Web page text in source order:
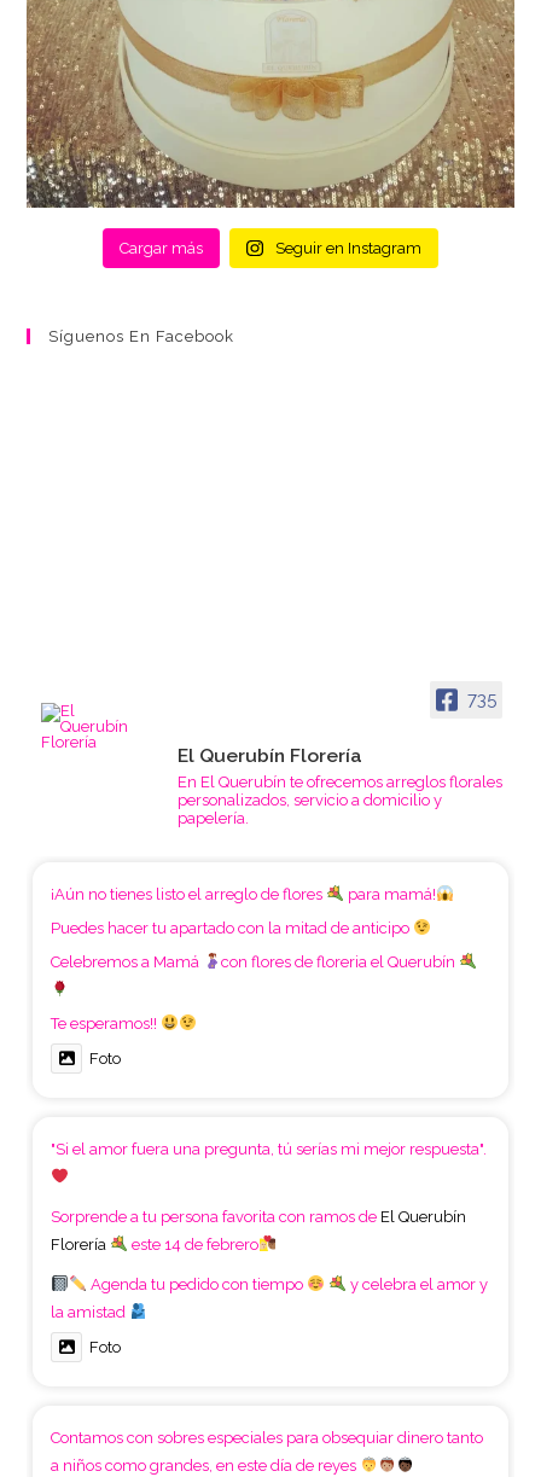
Cargar más Seguir en Instagram
Síguenos En Facebook
735
El Querubín Florería
En El Querubín te ofrecemos arreglos florales
personalizados, servicio a domicilio y
papelería.
¡Aún no tienes listo el arreglo de flores
para mamá!
Puedes hacer tu apartado con la mitad de anticipo
Celebremos a Mamá
con flores de floreria el Querubín
Te esperamos!!
Foto
"Si el amor fuera una pregunta, tú serías mi mejor respuesta".
Sorprende a tu persona favorita con ramos de El Querubín
Florería
este 14 de febrero
Agenda tu pedido con tiempo
y celebra el amor y
la amistad
Foto
Contamos con sobres especiales para obsequiar dinero tanto
a niños como grandes, en este día de reyes